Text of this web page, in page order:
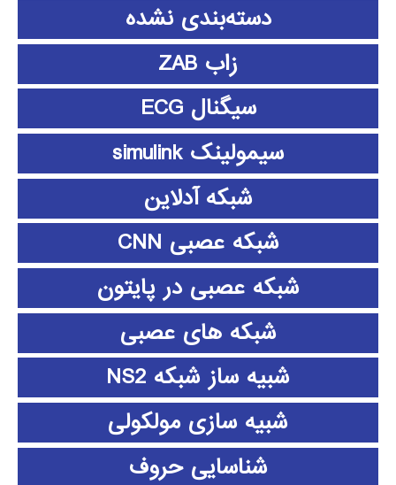
دسته‌بندی نشده
زاب ZAB
سیگنال ECG
سیمولینک simulink
شبکه آدلاین
شبکه عصبی CNN
شبکه عصبی در پایتون
شبکه های عصبی
شبیه ساز شبکه NS2
شبیه سازی مولکولی
شناسایی حروف